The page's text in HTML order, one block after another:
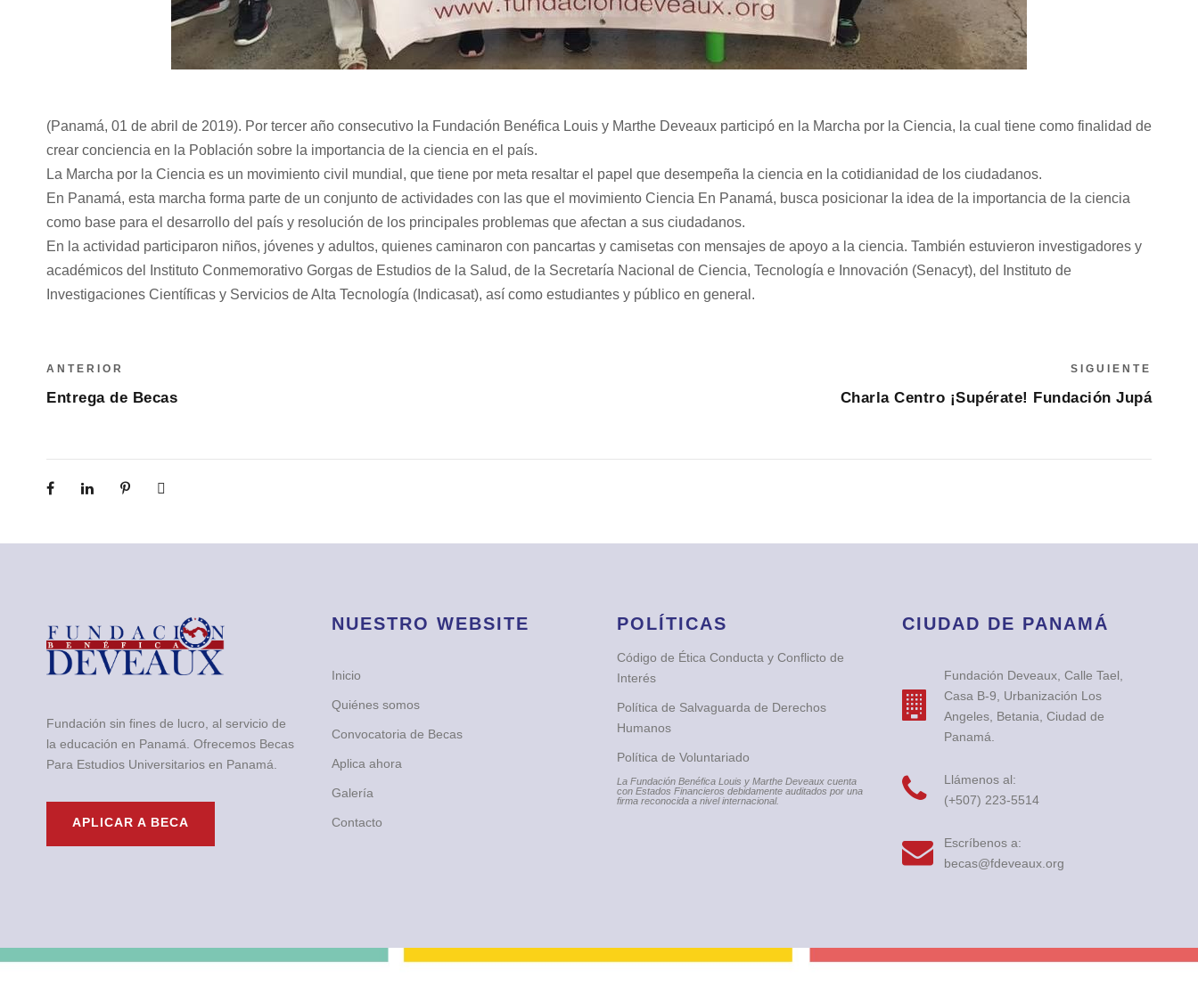
(Panamá, 01 de abril de 2019). Por tercer año consecutivo la Fundación Benéfica Louis y Marthe Deveaux participó en la Marcha por la Ciencia, la cual tiene como finalidad de
crear conciencia en la Población sobre la importancia de la ciencia en el país.
La Marcha por la Ciencia es un movimiento civil mundial, que tiene por meta resaltar el papel que desempeña la ciencia en la cotidianidad de los ciudadanos.
En Panamá, esta marcha forma parte de un conjunto de actividades con las que el movimiento Ciencia En Panamá, busca posicionar la idea de la importancia de la ciencia
como base para el desarrollo del país y resolución de los principales problemas que afectan a sus ciudadanos.
En la actividad participaron niños, jóvenes y adultos, quienes caminaron con pancartas y camisetas con mensajes de apoyo a la ciencia. También estuvieron investigadores y
académicos del Instituto Conmemorativo Gorgas de Estudios de la Salud, de la Secretaría Nacional de Ciencia, Tecnología e Innovación (Senacyt), del Instituto de
Investigaciones Científicas y Servicios de Alta Tecnología (Indicasat), así como estudiantes y público en general.
ANTERIOR
Entrega de Becas
SIGUIENTE
Charla Centro ¡Supérate! Fundación Jupá
Fundación sin fines de lucro, al servicio de
la educación en Panamá. Ofrecemos Becas
Para Estudios Universitarios en Panamá.
APLICAR A BECA
NUESTRO WEBSITE
Inicio
Quiénes somos
Convocatoria de Becas
Aplica ahora
Galería
Contacto
POLÍTICAS
Código de Ética Conducta y Conflicto de
Interés
Política de Salvaguarda de Derechos
Humanos
Política de Voluntariado
La Fundación Benéfica Louis y Marthe Deveaux cuenta
con Estados Financieros debidamente auditados por una
firma reconocida a nivel internacional.
CIUDAD DE PANAMÁ
Fundación Deveaux, Calle Tael,
Casa B-9, Urbanización Los
Angeles, Betania, Ciudad de
Panamá.
Llámenos al:
(+507) 223-5514
Escríbenos a:
becas@fdeveaux.org